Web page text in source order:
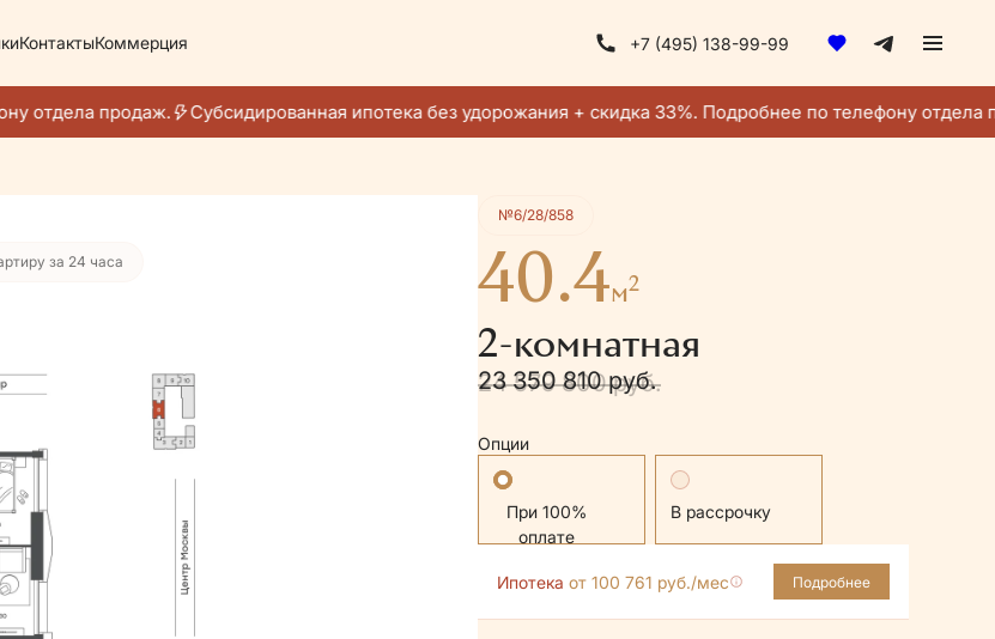
КонтактыКоммерция +7 (495) 138-99-99
отдела продаж. Субсидированная ипотека без удорожания + скидка 33%. Подробнее по телефону отдела
Получить консультацию
за 24 часа
№6/28/858
40.4м2
2-комнатная
24 579 800 руб.
23 350 810 руб.
Опции
Стандартная В рассрочку
Ипотека от 100 761 руб./мес Подробнее